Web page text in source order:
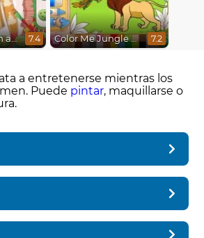
Barbie and Ken a Perfect Christmas 7.4 Color Me Jungle Animals 7.2
a entretenerse mientras los
Puede pintar, maquillarse o